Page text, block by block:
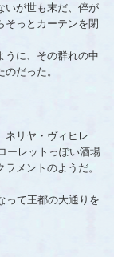
いが世も末だ、倅が
っとカーテンを閉
に、その群れの中
だった。
ネリヤ・ヴィヒレ
ーレットっぽい酒場
メントのようだ。
って王都の大通りを